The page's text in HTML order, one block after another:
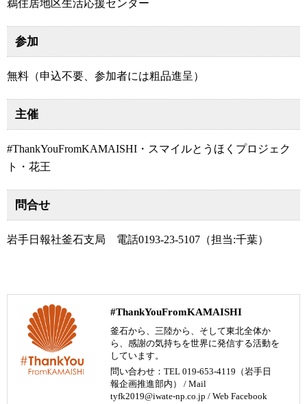
鵜住居地区生活応援センター
参加
無料（申込不要、参加者には粗品進呈）
主催
#ThankYouFromKAMAISHI・スマイルとうほくプロジェク
ト・花王
問合せ
岩手日報社釜石支局 電話0193-23-5107（担当:千葉）
#ThankYouFromKAMAISHI
釜石から、三陸から、そして東北全体か
ら、感謝の気持ちを世界に発信する活動を
しています。
問い合わせ：TEL 019-653-4119（岩手日
報企画推進部内） / Mail
tyfk2019@iwate-np.co.jp / Web Facebook